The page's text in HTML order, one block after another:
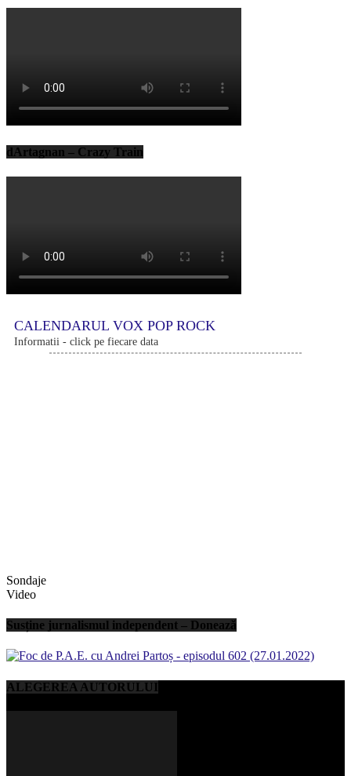
dArtagnan – Crazy Train
CALENDARUL VOX POP ROCK
Informatii - click pe fiecare data
Sondaje
Video
Susține jurnalismul independent – Donează
ALEGEREA AUTORULUI